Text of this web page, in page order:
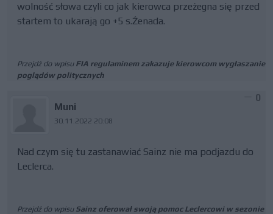
wolność słowa czyli co jak kierowca przeżegna się przed
startem to ukarają go +5 s.Źenada.
Przejdź do wpisu FIA regulaminem zakazuje kierowcom wygłaszanie
poglądów politycznych
Muni
30.11.2022 20:08
0
Nad czym się tu zastanawiać Sainz nie ma podjazdu do
Leclerca.
Przejdź do wpisu Sainz oferował swoją pomoc Leclercowi w sezonie